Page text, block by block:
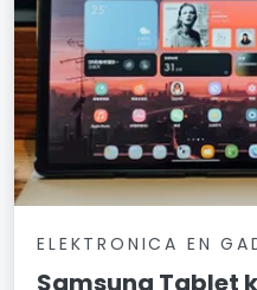
ELEKTRONICA EN
Samsung Tablet